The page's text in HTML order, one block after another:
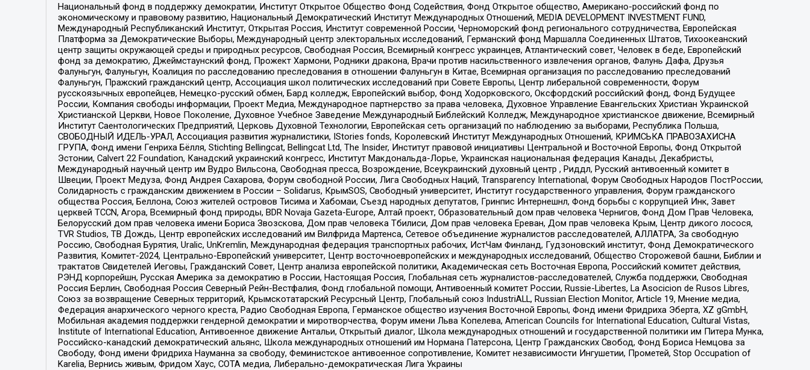
Национальный фонд в поддержку демократии, Институт Открытое Общество Фонд Содействия, Фонд Открытое общество, Американо-российский фонд по
экономическому и правовому развитию, Национальный Демократический Институт Международных Отношений, MEDIA DEVELOPMENT INVESTMENT FUND,
Международный Республиканский Институт, Открытая Россия, Институт современной России, Черноморский фонд регионального сотрудничества, Европейская
Платформа за Демократические Выборы, Международный центр электоральных исследований, Германский фонд Маршалла Соединенных Штатов, Тихоокеанский
центр защиты окружающей среды и природных ресурсов, Свободная Россия, Всемирный конгресс украинцев, Атлантический совет, Человек в беде, Европейский
фонд за демократию, Джеймстаунский фонд, Прожект Хармони, Родники дракона, Врачи против насильственного извлечения органов, Фалунь Дафа, Друзья
Фалуньгун, Фалуньгун, Коалиция по расследованию преследования в отношении Фалуньгун в Китае, Всемирная организация по расследованию преследований
Фалуньгун, Пражский гражданский центр, Ассоциация школ политических исследований при Совете Европы, Центр либеральной современности, Форум
русскоязычных европейцев, Немецко-русский обмен, Бард колледж, Европейский выбор, Фонд Ходорковского, Оксфордский российский фонд, Фонд Будущее
России, Компания свободы информации, Проект Медиа, Международное партнерство за права человека, Духовное Управление Евангельских Христиан Украинской
Христианской Церкви, Новое Поколение, Духовное Учебное Заведение Международный Библейский Колледж, Международное христианское движение, Всемирный
Институт Саентологических Предприятий, Церковь Духовной Технологии, Европейская сеть организаций по наблюдению за выборами, Республика Польша,
СВОБОДНЫЙ ИДЕЛЬ-УРАЛ, Ассоциация развития журналистики, IStories fonds, Королевский Институт Международных Отношений, КРИМСЬКА ПРАВОЗАХИСНА
ГРУПА, Фонд имени Генриха Бёлля, Stichting Bellingcat, Bellingcat Ltd, The Insider, Институт правовой инициативы Центральной и Восточной Европы, Фонд Открытой
Эстонии, Calvert 22 Foundation, Канадский украинский конгресс, Институт Макдональда-Лорье, Украинская национальная федерация Канады, Декабристы,
Международный научный центр им Вудро Вильсона, Свободная пресса, Возрождение, Всеукраинский духовный центр , Риддл, Русский антивоенный комитет в
Швеции, Проект Медуза, Фонд Андрея Сахарова, Форум свободной России, Лига Свободных Наций, Transparеncy International, Форум Свободных Народов ПостРоссии,
Солидарность с гражданским движением в России – Solidarus, КрымSOS, Свободный университет, Институт государственного управления, Форум гражданского
общества Россия, Беллона, Союз жителей островов Тисима и Хабомаи, Съезд народных депутатов, Гринпис Интернешнл, Фонд борьбы с коррупцией Инк, Завет
церквей TCCN, Агора, Всемирный фонд природы, BDR Novaja Gazeta-Europe, Алтай проект, Образовательный дом прав человека Чернигов, Фонд Дом Прав Человека,
Белорусский дом прав человека имени Бориса Звозскова, Дом прав человека Тбилиси, Дом прав человека Ереван, Дом прав человека Крым, Центр дикого лосося,
TVR Studios, ТВ Дождь, Центр европейских исследований им Вилфрида Мартенса, Сетевое объединение журналистов расследователей, АЛЛАТРА, За свободную
Россию, Свободная Бурятия, Uralic, UnKremlin, Международная федерация транспортных рабочих, ИстЧам Финланд, Гудзоновский институт, Фонд Демократического
Развития, Комитет-2024, Центрально-Европейский университет, Центр восточноевропейских и международных исследований, Общество Сторожевой башни, Библии и
трактатов Свидетелей Иеговы, Гражданский Совет, Центр анализа европейской политики, Академическая сеть Восточная Европа, Российский комитет действия,
РЭНД корпорейшн, Русская Америка за демократию в России, Настоящая Россия, Глобальная сеть журналистов-расследователей, Служба поддержки, Свободная
Россия Берлин, Свободная Россия Северный Рейн-Вестфалия, Фонд глобальной помощи, Антивоенный комитет России, Russie-Libertes, La Asocicion de Rusos Libres,
Союз за возвращение Северных территорий, Крымскотатарский Ресурсный Центр, Глобальный союз IndustriALL, Russian Election Monitor, Article 19, Мнение медиа,
Федерация анархического черного креста, Радио Свободная Европа, Германское общество изучения Восточной Европы, Фонд имени Фридриха Эберта, XZ gGmbH,
Мобильная академия поддержки гендерной демократии и миротворчества, Форум имени Льва Копелева, American Councils for International Education, Cultural Vistas,
Institute of International Education, Антивоенное движение Антальи, Открытый диалог, Школа международных отношений и государственной политики им Питера Мунка,
Российско-канадский демократический альянс, Школа международных отношений им Нормана Патерсона, Центр Гражданских Свобод, Фонд Бориса Немцова за
Свободу, Фонд имени Фридриха Науманна за свободу, Феминистское антивоенное сопротивление, Комитет независимости Ингушетии, Прометей, Stop Occupation of
Karelia, Вернись живым, Фридом Хаус, СОТА медиа, Либерально-демократическая Лига Украины